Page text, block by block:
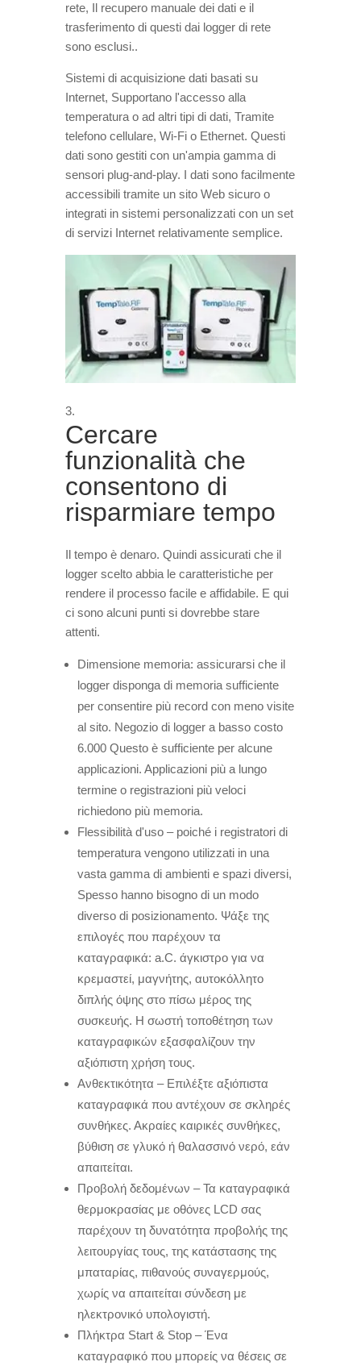
rete, Il recupero manuale dei dati e il
trasferimento di questi dai logger di rete
sono esclusi..
Sistemi di acquisizione dati basati su
Internet, Supportano l'accesso alla
temperatura o ad altri tipi di dati, Tramite
telefono cellulare, Wi-Fi o Ethernet. Questi
dati sono gestiti con un'ampia gamma di
sensori plug-and-play. I dati sono facilmente
accessibili tramite un sito Web sicuro o
integrati in sistemi personalizzati con un set
di servizi Internet relativamente semplice.
Cercare
funzionalità che
consentono di
risparmiare tempo
Il tempo è denaro. Quindi assicurati che il
logger scelto abbia le caratteristiche per
rendere il processo facile e affidabile. E qui
ci sono alcuni punti si dovrebbe stare
attenti.
Dimensione memoria: assicurarsi che il
logger disponga di memoria sufficiente
per consentire più record con meno visite
al sito. Negozio di logger a basso costo
6.000 Questo è sufficiente per alcune
applicazioni. Applicazioni più a lungo
termine o registrazioni più veloci
richiedono più memoria.
Flessibilità d'uso – poiché i registratori di
temperatura vengono utilizzati in una
vasta gamma di ambienti e spazi diversi,
Spesso hanno bisogno di un modo
diverso di posizionamento. Ψάξε της
επιλογές που παρέχουν τα
καταγραφικά: a.C. άγκιστρο για να
κρεμαστεί, μαγνήτης, αυτοκόλλητο
διπλής όψης στο πίσω μέρος της
συσκευής. Η σωστή τοποθέτηση των
καταγραφικών εξασφαλίζουν την
αξιόπιστη χρήση τους.
Ανθεκτικότητα – Επιλέξτε αξιόπιστα
καταγραφικά που αντέχουν σε σκληρές
συνθήκες. Ακραίες καιρικές συνθήκες,
βύθιση σε γλυκό ή θαλασσινό νερό, εάν
απαιτείται.
Προβολή δεδομένων – Τα καταγραφικά
θερμοκρασίας με οθόνες LCD σας
παρέχουν τη δυνατότητα προβολής της
λειτουργίας τους, της κατάστασης της
μπαταρίας, πιθανούς συναγερμούς,
χωρίς να απαιτείται σύνδεση με
ηλεκτρονικό υπολογιστή.
Πλήκτρα Start& Stop – Ένα
καταγραφικό που μπορείς να θέσεις σε